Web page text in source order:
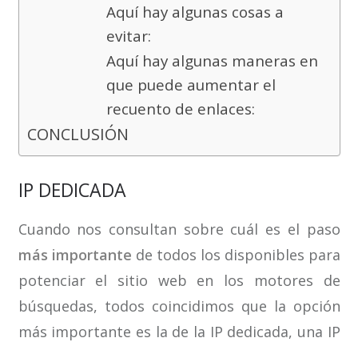
Aquí hay algunas cosas a
evitar:
Aquí hay algunas maneras en
que puede aumentar el
recuento de enlaces:
CONCLUSIÓN
IP DEDICADA
Cuando nos consultan sobre cuál es el paso
más importante de todos los disponibles para
potenciar el sitio web en los motores de
búsquedas, todos coincidimos que la opción
más importante es la de la IP dedicada, una IP